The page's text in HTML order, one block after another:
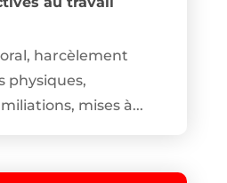
harcèlement
physiques,
mises à...